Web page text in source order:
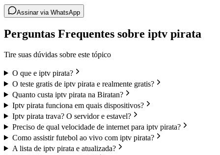
Assinar via WhatsApp
Perguntas Frequentes sobre iptv pirata
Tire suas dúvidas sobre este tópico
O que e iptv pirata?
O teste gratis de iptv pirata e realmente gratis?
Quanto custa iptv pirata na Biratan?
Iptv pirata funciona em quais dispositivos?
Iptv pirata trava? O servidor e estavel?
Preciso de qual velocidade de internet para iptv pirata?
Como assistir futebol ao vivo com iptv pirata?
A lista de iptv pirata e atualizada?